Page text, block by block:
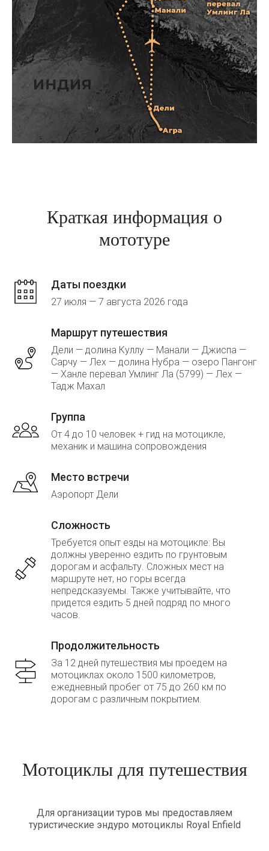
Краткая информация о
мототуре
Даты поездки
27 июля — 7 августа 2026 года
Маршрут путешествия
Дели — долина Куллу — Манали — Джиспа —
Сарчу — Лех — долина Нубра — озеро Пангонг
— Ханле перевал Умлинг Ла (5799) — Лех —
Тадж Махал
Группа
От 4 до 10 человек + гид на мотоцикле,
механик и машина сопровождения
Место встречи
Аэропорт Дели
Сложность
Требуется опыт езды на мотоцикле: Вы
должны уверенно ездить по грунтовым
дорогам и асфальту. Сложных мест на
маршруте нет, но горы всегда
непредсказуемы. Также учитывайте, что
придется ездить 5 дней подряд по много
часов.
Продолжительность
За 12 дней путешествия мы проедем на
мотоциклах около 1500 километров,
ежедневный пробег от 75 до 260 км по
дорогам с различным покрытием.
Мотоциклы для путешествия
Для организации туров мы предоставляем
туристические эндуро мотоциклы Royal Enfield